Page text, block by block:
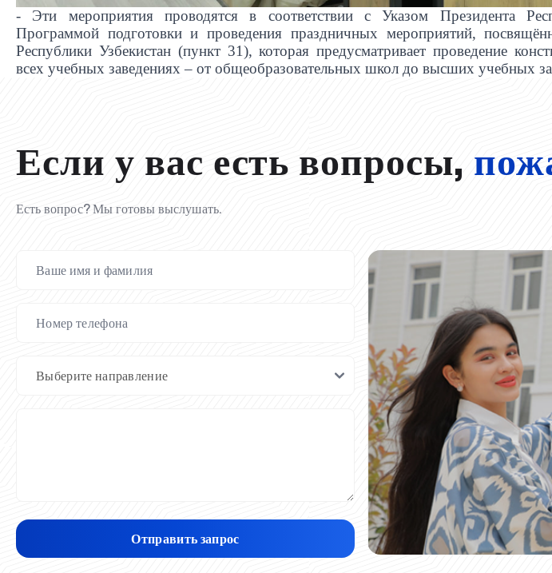
- Эти мероприятия проводятся в соответствии с Указом Президента
Программой подготовки и проведения праздничных мероприятий,
Республики Узбекистан (пункт 31), которая предусматривает проведение
всех учебных заведениях – от общеобразовательных школ до высших учебных
Если у вас есть вопросы,
Есть вопрос? Мы готовы выслушать.
Отправить запрос